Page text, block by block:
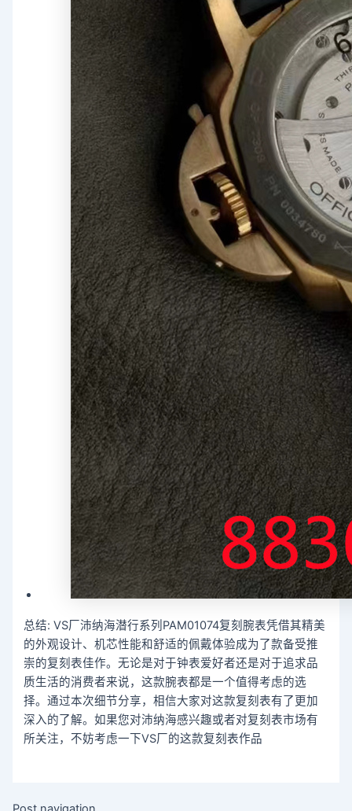
总结: VS厂沛纳海潜行系列PAM01074复刻腕表凭借其精美
的外观设计、机芯性能和舒适的佩戴体验成为了款备受推
崇的复刻表佳作。无论是对于钟表爱好者还是对于追求品
质生活的消费者来说，这款腕表都是一个值得考虑的选
择。通过本次细节分享，相信大家对这款复刻表有了更加
深入的了解。如果您对沛纳海感兴趣或者对复刻表市场有
所关注，不妨考虑一下VS厂的这款复刻表作品